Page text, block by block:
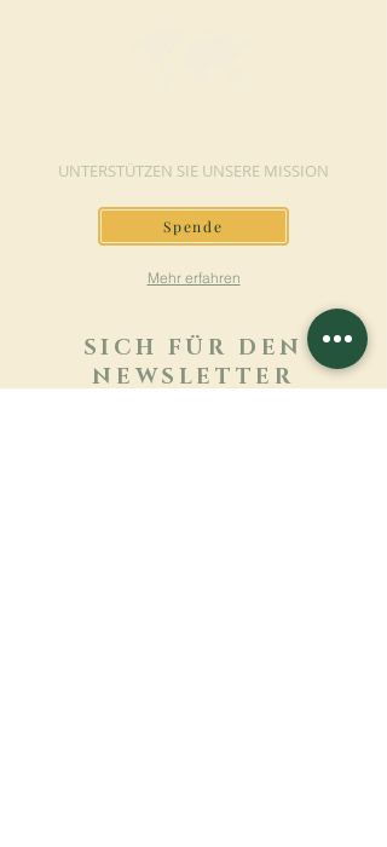
UNTERSTÜTZEN SIE UNSERE MISSION
Spende
Mehr erfahren
SICH FÜR DEN
NEWSLETTER